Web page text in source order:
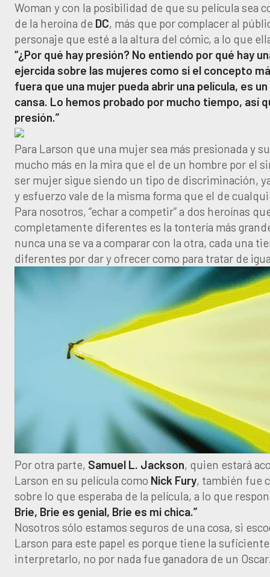
Woman y con la posibilidad de que su película sea
de la heroína de DC, más que por complacer al
personaje que esté a la altura del cómic, a lo que
“¿Por qué hay presión? No entiendo por qué hay
ejercida sobre las mujeres como si el concepto
fuera que una mujer pueda abrir una película, es
cansa. Lo hemos probado por mucho tiempo, así
presión.”
Para Larson que una mujer sea más presionada y
mucho más en la mira que el de un hombre por el
ser mujer sigue siendo un tipo de discriminación,
y esfuerzo vale de la misma forma que el de
Para nosotros, “echar a competir” a dos heroínas
completamente diferentes es la tontería más
nunca una se va a comparar con la otra, cada una
diferentes por dar y ofrecer como para tratar de
Por otra parte, Samuel L. Jackson, quien estará
Larson en su película como Nick Fury, también fue
sobre lo que esperaba de la película, a lo que
Brie, Brie es genial, Brie es mi chica.”
Nosotros sólo estamos seguros de una cosa, si
Larson para este papel es porque tiene la
interpretarlo, no por nada fue ganadora de un